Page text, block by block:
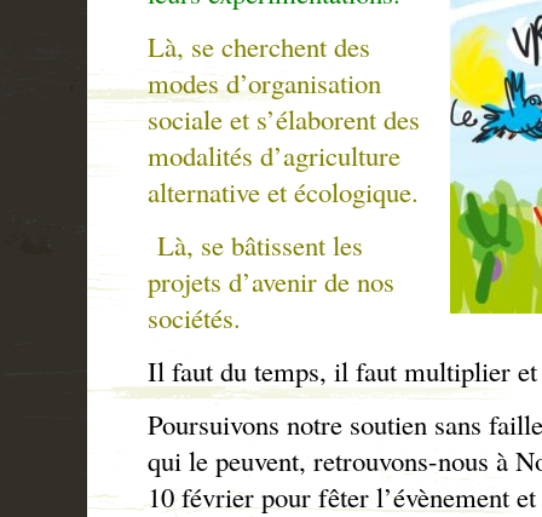
Là, se cherchent des
modes d’organisation
sociale et s’élaborent des
modalités d’agriculture
alternative et écologique.
Là, se bâtissent les
projets d’avenir de nos
sociétés.
Il faut du temps, il faut multiplier et
Poursuivons notre soutien sans
qui le peuvent, retrouvons-nous à
10 février pour fêter l’évènement